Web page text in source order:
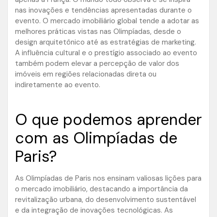
nas inovações e tendências apresentadas durante o
evento. O mercado imobiliário global tende a adotar as
melhores práticas vistas nas Olimpíadas, desde o
design arquitetônico até as estratégias de marketing.
A influência cultural e o prestígio associado ao evento
também podem elevar a percepção de valor dos
imóveis em regiões relacionadas direta ou
indiretamente ao evento.
O que podemos aprender
com as Olimpíadas de
Paris?
As Olimpíadas de Paris nos ensinam valiosas lições para
o mercado imobiliário, destacando a importância da
revitalização urbana, do desenvolvimento sustentável
e da integração de inovações tecnológicas. As